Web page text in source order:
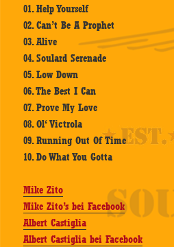
01. Help Yourself
02. Can’t Be A Prophet
03. Alive
04. Soulard Serenade
05. Low Down
06. The Best I Can
07. Prove My Love
08. Ol‘ Victrola
09. Running Out Of Time
10. Do What You Gotta
Mike Zito
Mike Zito’s bei Facebook
Albert Castiglia
Albert Castiglia bei Facebook